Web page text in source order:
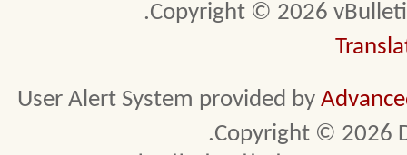
Copyright © 2026
User Alert System provided by
Copyright © 2026